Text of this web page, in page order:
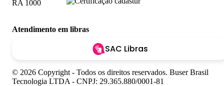
Atendimento em libras
SAC Libras
© 2026 Copyright - Todos os direitos reservados. Buser Brasil
Tecnologia LTDA - CNPJ: 29.365.880/0001-81